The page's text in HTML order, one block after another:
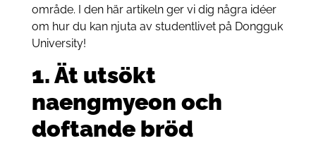
område. I den här artikeln ger vi dig några idéer
om hur du kan njuta av studentlivet på Dongguk
University!
1. Ät utsökt
naengmyeon och
doftande bröd